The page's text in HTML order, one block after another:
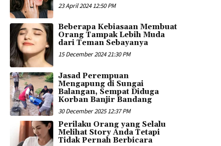
23 April 2024 12:50 PM
Beberapa Kebiasaan Membuat
Orang Tampak Lebih Muda
dari Teman Sebayanya
15 December 2024 21:30 PM
Jasad Perempuan
Mengapung di Sungai
Balangan, Sempat Diduga
Korban Banjir Bandang
30 December 2025 12:37 PM
Perilaku Orang yang Selalu
Melihat Story Anda Tetapi
Tidak Pernah Berbicara